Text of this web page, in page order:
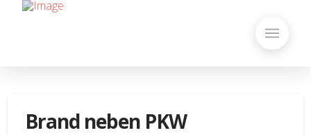
Brand neben PKW